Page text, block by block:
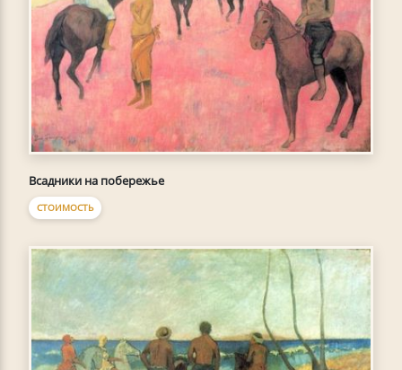
Всадники на побережье
СТОИМОСТЬ